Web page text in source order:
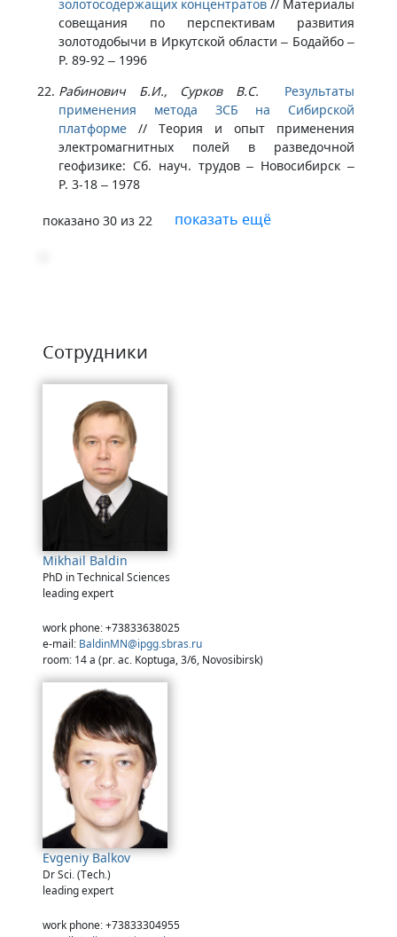
золотосодержащих концентратов // Материалы
совещания по перспективам развития
золотодобычи в Иркутской области – Бодайбо –
P. 89-92 – 1996
Рабинович Б.И., Сурков В.С.
Результаты
применения метода ЗСБ на Сибирской
платформе // Теория и опыт применения
электромагнитных полей в разведочной
геофизике: Сб. науч. трудов – Новосибирск –
P. 3-18 – 1978
показано 30 из 22 показать ещё
Сотрудники
Mikhail Baldin
PhD in Technical Sciences
leading expert
work phone: +73833638025
e-mail: BaldinMN@ipgg.sbras.ru
room: 14 а (pr. ac. Koptuga, 3/6, Novosibirsk)
Evgeniy Balkov
Dr Sci. (Tech.)
leading expert
work phone: +73833304955